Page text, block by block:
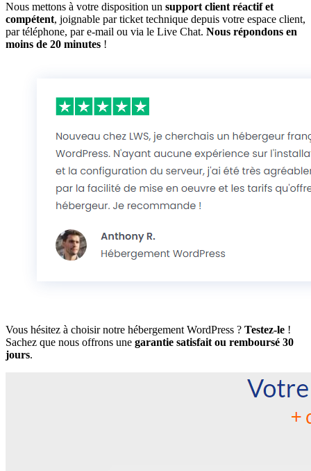
Nous mettons à votre disposition un support client réactif et
compétent, joignable par ticket technique depuis votre espace client,
par téléphone, par e-mail ou via le Live Chat. Nous répondons en
moins de 20 minutes !
Vous hésitez à choisir notre hébergement WordPress ? Testez-le !
Sachez que nous offrons une garantie satisfait ou remboursé 30
jours.